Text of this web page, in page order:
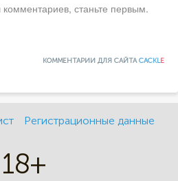
станьте первым.
КОММЕНТАРИИ ДЛЯ САЙТАCACKLE
Регистрационные данные
18+